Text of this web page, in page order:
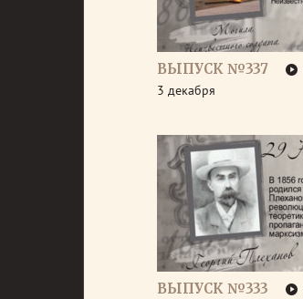
ВЫПУСК №337
3 декабря
ВЫПУСК №333